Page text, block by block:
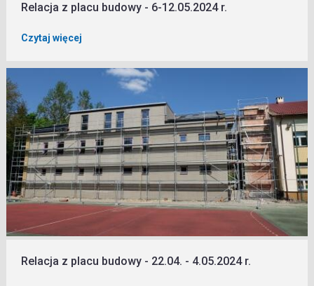
Relacja z placu budowy - 6-12.05.2024 r.
Czytaj więcej
Relacja z placu budowy - 22.04. - 4.05.2024 r.